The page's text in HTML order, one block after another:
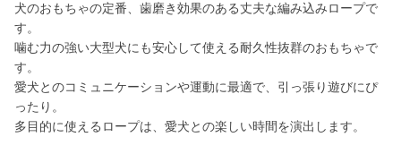
犬のおもちゃの定番、歯磨き効果のある丈夫な編み込みロープで
す。
噛む力の強い大型犬にも安心して使える耐久性抜群のおもちゃで
す。
愛犬とのコミュニケーションや運動に最適で、引っ張り遊びにぴ
ったり。
多目的に使えるロープは、愛犬との楽しい時間を演出します。